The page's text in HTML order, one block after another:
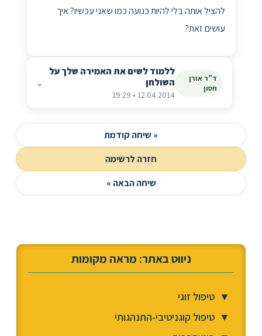
להציל אותה בלי להיות כנועה כמו שאני עכשיו? איך
עושים זאת?
ד"ר אורן
חסון
ללמוד לשים את האמירה שלך על
השולחן
12.04.2014 • 19:29
⌄
« שיחה קודמת
חזרה לרשימה
שיחה הבאה »
ניווט באתר: מראה מקומות
▼ טיפול זוגי
▼ טיפול קוגניטיבי-התנהגותי